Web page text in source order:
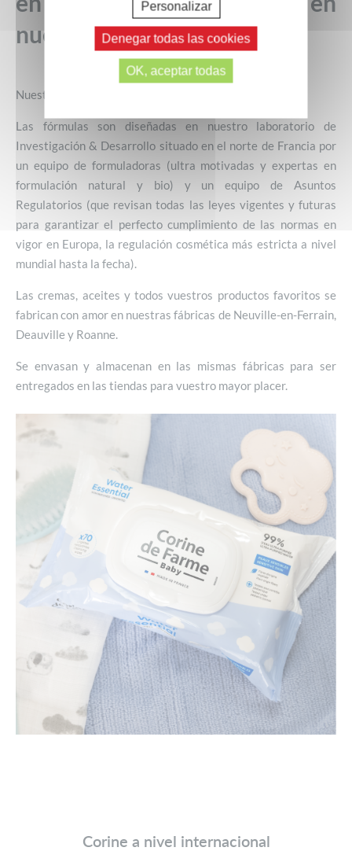
nuestros productos?
Nuestros productos están fabricados en Francia:
Las fórmulas son diseñadas en nuestro laboratorio de
Investigación & Desarrollo situado en el norte de Francia por
un equipo de formuladoras (ultra motivadas y expertas en
formulación natural y bio) y un equipo de Asuntos
Regulatorios (que revisan todas las leyes vigentes y futuras
para garantizar el perfecto cumplimiento de las normas en
vigor en Europa, la regulación cosmética más estricta a nivel
mundial hasta la fecha).
Las cremas, aceites y todos vuestros productos favoritos se
fabrican con amor en nuestras fábricas de Neuville-en-Ferrain,
Deauville y Roanne.
Se envasan y almacenan en las mismas fábricas para ser
entregados en las tiendas para vuestro mayor placer.
Corine a nivel internacional
Personalizar
Denegar todas las cookies
OK, aceptar todas